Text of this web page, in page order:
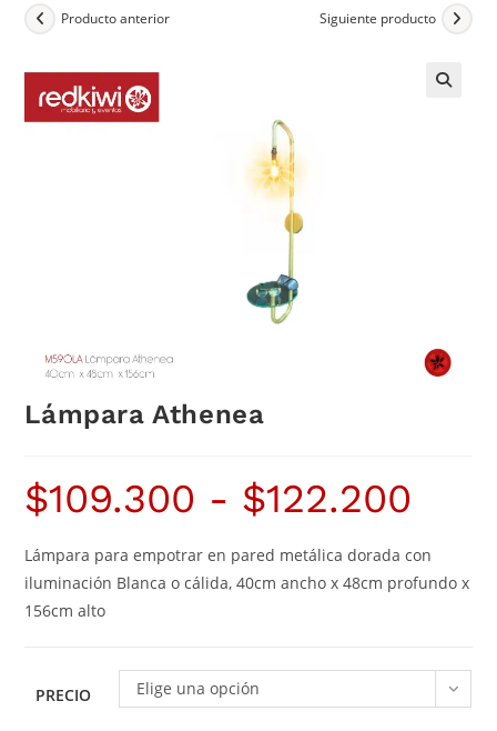
Contacto
Producto anterior Siguiente producto
Lámpara Athenea
$109.300 - $122.200
Lámpara para empotrar en pared metálica dorada con
iluminación Blanca o cálida, 40cm ancho x 48cm profundo x
156cm alto
PRECIO Elige una opción